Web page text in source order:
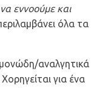
εννοούμε και
όλα τα
αναλγητικά
για ένα